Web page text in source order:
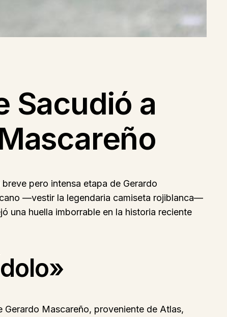
Sacudió a
pero intensa etapa de Gerardo
—vestir la legendaria camiseta rojiblanca—
una huella imborrable en la historia reciente
Mascareño, proveniente de Atlas,